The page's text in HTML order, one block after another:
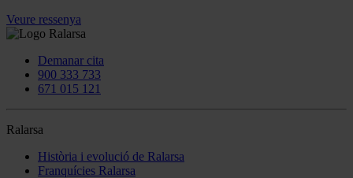
Veure ressenya
Demanar cita
900 333 733
671 015 121
Ralarsa
Història i evolució de Ralarsa
Franquícies Ralarsa